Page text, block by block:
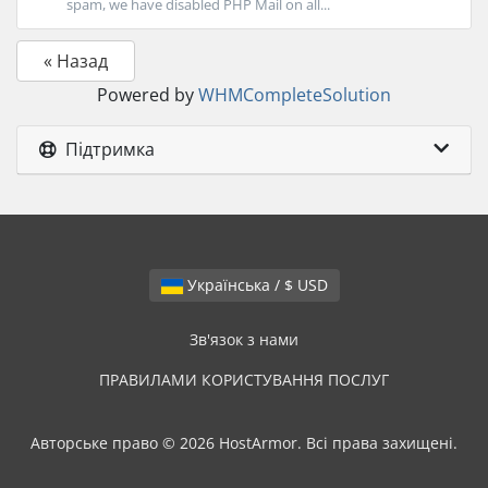
spam, we have disabled PHP Mail on all...
« Назад
Powered byWHMCompleteSolution
Підтримка
Українська / $ USD
Зв'язок з нами
ПРАВИЛАМИ КОРИСТУВАННЯ ПОСЛУГ
Авторське право © 2026 HostArmor. Всі права захищені.